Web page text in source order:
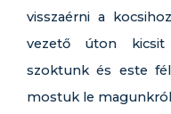
visszaérni a
vezető úton
szoktunk és este
mostuk le